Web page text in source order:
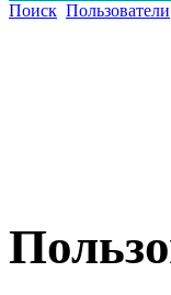
Поиск Пользователи